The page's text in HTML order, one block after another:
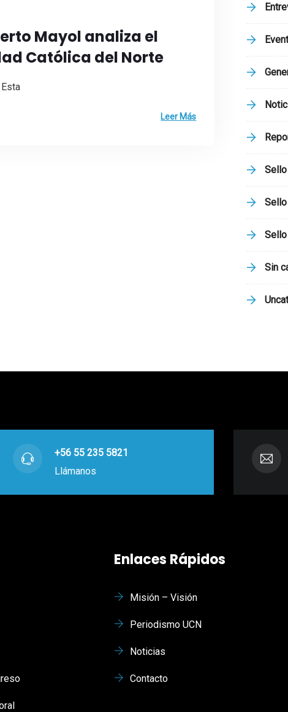
Mayol analiza el
Católica del Norte
Leer Más
Sin
+56 55 235 5821
Llámanos
Enlaces Rápidos
Misión – Visión
Periodismo UCN
Noticias
Contacto